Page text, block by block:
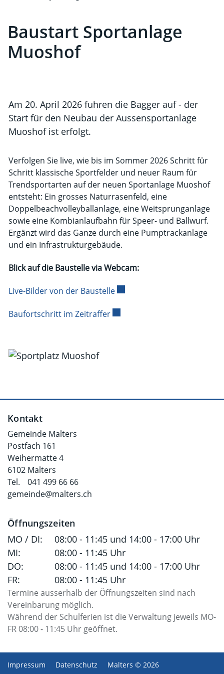
Baustart Sportanlage
Muoshof
Am 20. April 2026 fuhren die Bagger auf - der
Start für den Neubau der Aussensportanlage
Muoshof ist erfolgt.
Verfolgen Sie live, wie bis im Sommer 2026 Schritt für
Schritt klassische Sportfelder und neuer Raum für
Trendsportarten auf der neuen Sportanlage Muoshof
entsteht: Ein grosses Naturrasenfeld, eine
Doppelbeachvolleyballanlage, eine Weitsprunganlage
sowie eine Kombianlaufbahn für Speer- und Ballwurf.
Ergänzt wird das Ganze durch eine Pumptrackanlage
und ein Infrastrukturgebäude.
Blick auf die Baustelle via Webcam:
Live-Bilder von der BaustelleExterner Link wird in einem
Baufortschritt im ZeitrafferExterner Link wird in einem
Fusszeile
Kontakt
Gemeinde Malters
Postfach 161
Weihermatte 4
6102 Malters
Tel.
041 499 66 66
gemeinde@malters.ch
Öffnungszeiten
MO / DI:
08:00 - 11:45 und 14:00 - 17:00 Uhr
MI:
08:00 - 11:45 Uhr
DO:
08:00 - 11:45 und 14:00 - 17:00 Uhr
FR:
08:00 - 11:45 Uhr
Termine ausserhalb der Öffnungszeiten sind nach
Vereinbarung möglich.
Während der Schulferien ist die Verwaltung jeweils MO-
FR 08:00 - 11:45 Uhr geöffnet.
Impressum Datenschutz Malters © 2026